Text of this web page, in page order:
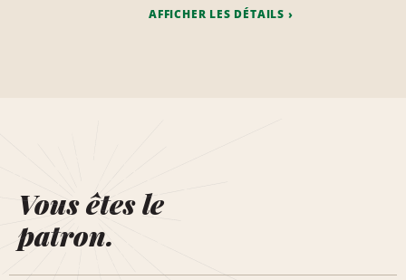
AFFICHER LES DÉTAILS
Vous êtes le
patron.